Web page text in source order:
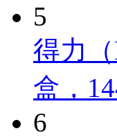
5
得力
盒，
6